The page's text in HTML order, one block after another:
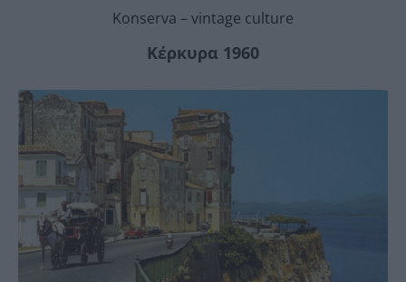
Konserva – vintage culture
Κέρκυρα 1960